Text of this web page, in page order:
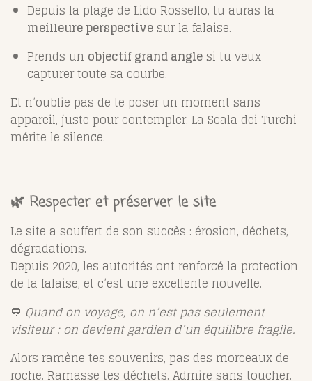
Depuis la plage de Lido Rossello, tu auras la
meilleure perspective sur la falaise.
Prends un objectif grand angle si tu veux
capturer toute sa courbe.
Et n’oublie pas de te poser un moment sans
appareil, juste pour contempler. La Scala dei Turchi
mérite le silence.
🌿 Respecter et préserver le site
Le site a souffert de son succès : érosion, déchets,
dégradations.
Depuis 2020, les autorités ont renforcé la protection
de la falaise, et c’est une excellente nouvelle.
💬 Quand on voyage, on n’est pas seulement
visiteur : on devient gardien d’un équilibre fragile.
Alors ramène tes souvenirs, pas des morceaux de
roche. Ramasse tes déchets. Admire sans toucher.